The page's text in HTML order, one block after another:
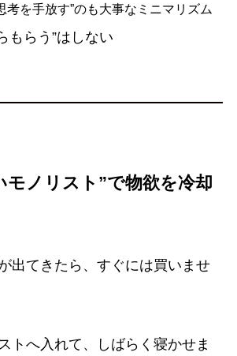
考を手放す”のも大事なミニマリズム
もらう”はしない
モノリスト”で物欲を冷却
出てきたら、すぐには買いませ
トへ入れて、しばらく寝かせま